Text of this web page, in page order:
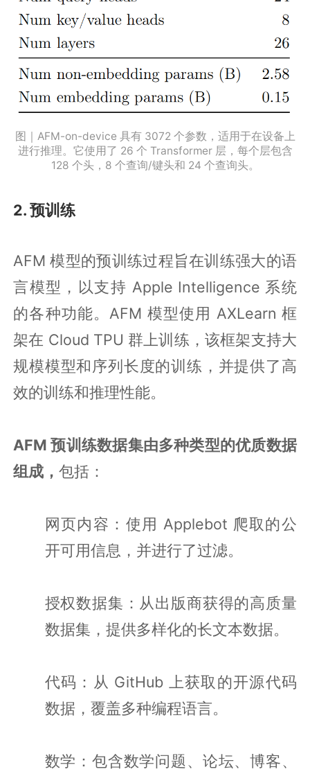
图｜AFM-on-device 具有 3072 个参数，适用于在设备上
进行推理。它使用了 26 个 Transformer 层，每个层包含
128 个头，8 个查询/键头和 24 个查询头。
2. 预训练
AFM 模型的预训练过程旨在训练强大的语
言模型，以支持 Apple Intelligence 系统
的各种功能。AFM 模型使用 AXLearn 框
架在 Cloud TPU 群上训练，该框架支持大
规模模型和序列长度的训练，并提供了高
效的训练和推理性能。
AFM 预训练数据集由多种类型的优质数据
组成，包括：
网页内容：使用 Applebot 爬取的公
开可用信息，并进行了过滤。
授权数据集：从出版商获得的高质量
数据集，提供多样化的长文本数据。
代码：从 GitHub 上获取的开源代码
数据，覆盖多种编程语言。
数学：包含数学问题、论坛、博客、